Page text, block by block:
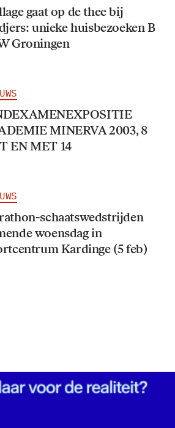
gaat op de thee bij
unieke huisbezoeken B
Groningen
MINERVA 2003, 8
EN MET 14
schaatswedstrijden
woensdag in
Kardinge (5 feb)